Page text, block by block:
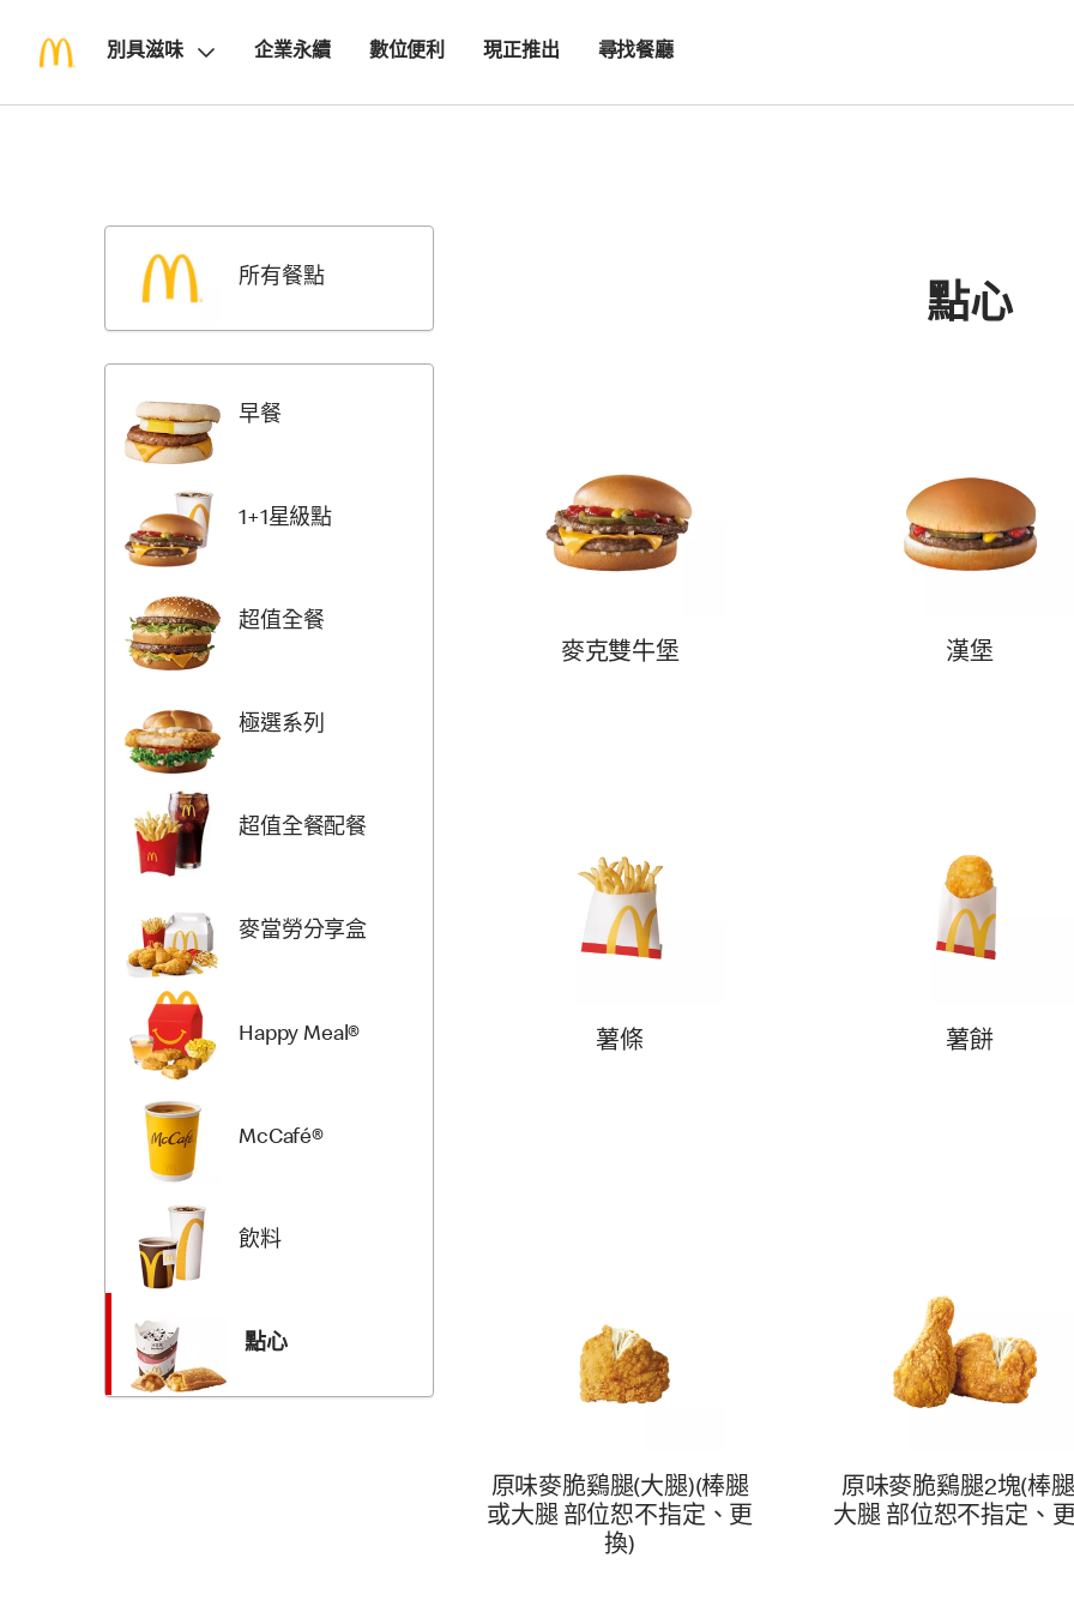
別具滋味 企業永續 數位便利 現正推出 尋找餐廳
所有餐點
早餐
1+1星級點
超值全餐
極選系列
超值全餐配餐
麥當勞分享盒
Happy Meal®
McCafé®
飲料
點心
點心
麥克雙牛堡 漢堡
薯條 薯餅
原味麥脆鷄腿(大腿)(棒腿
或大腿 部位恕不指定、更
換)
原味麥脆鷄腿2塊(棒
大腿 部位恕不指定、